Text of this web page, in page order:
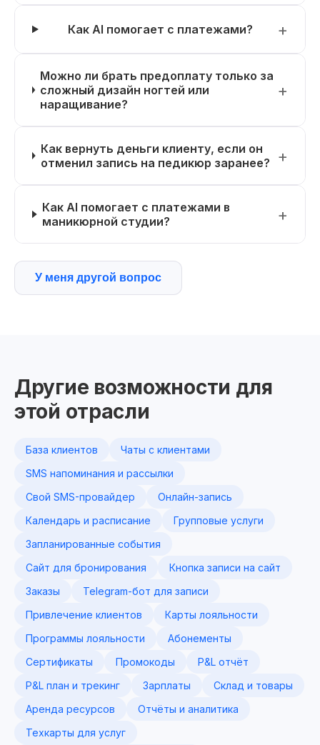
Как AI помогает с платежами?
Можно ли брать предоплату только за
сложный дизайн ногтей или
наращивание?
Как вернуть деньги клиенту, если он
отменил запись на педикюр заранее?
Как AI помогает с платежами в
маникюрной студии?
У меня другой вопрос
Другие возможности для
этой отрасли
База клиентов
Чаты с клиентами
SMS напоминания и рассылки
Свой SMS-провайдер
Онлайн-запись
Календарь и расписание
Групповые услуги
Запланированные события
Сайт для бронирования
Кнопка записи на сайт
Заказы
Telegram-бот для записи
Привлечение клиентов
Карты лояльности
Программы лояльности
Абонементы
Сертификаты
Промокоды
P&L отчёт
P&L план и трекинг
Зарплаты
Склад и товары
Аренда ресурсов
Отчёты и аналитика
Техкарты для услуг